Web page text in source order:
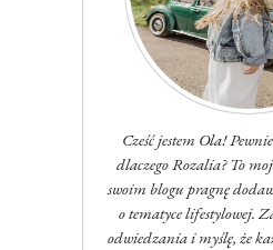
Cześć jestem Ola!
dlaczego Rozalia? To
swoim blogu pragnę
o tematyce lifestylowej.
odwiedzania i myślę, że